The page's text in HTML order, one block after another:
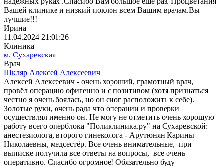
Вашей клинике и низкий поклон всем Вашим врачам.Вы
лучшие!!!
Ирина
11.04.2024 21:01:26
Клиника
м. Сухаревская
Врач
Шкляр Алексей Алексеевич
Алексей Алексеевич - очень хороший, грамотный врач,
провёл операцию офигенно и с позитивом (хотя признаться
честно я очень боялась, но он сиог расположить к себе).
Золотые руки, очень рада что операции и проверки
осуществлял именно он. Не могу не отметить очень хорошую
работу всего оперблока "Поликлиника.ру" на Сухаревской:
анестезиолога, второго гинеколога - Арутюнян Карины
Николаевны, медсестёр. Все очень внимательные, при
выписке получила все ответы на вопросы, все очень
оперативно. Спасибо огромное! Обязательно буду